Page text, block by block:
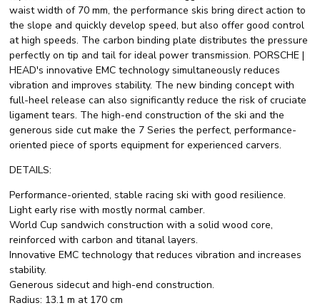
waist width of 70 mm, the performance skis bring direct action to
the slope and quickly develop speed, but also offer good control
at high speeds. The carbon binding plate distributes the pressure
perfectly on tip and tail for ideal power transmission. PORSCHE |
HEAD's innovative EMC technology simultaneously reduces
vibration and improves stability. The new binding concept with
full-heel release can also significantly reduce the risk of cruciate
ligament tears. The high-end construction of the ski and the
generous side cut make the 7 Series the perfect, performance-
oriented piece of sports equipment for experienced carvers.
DETAILS:
Performance-oriented, stable racing ski with good resilience.
Light early rise with mostly normal camber.
World Cup sandwich construction with a solid wood core,
reinforced with carbon and titanal layers.
Innovative EMC technology that reduces vibration and increases
stability.
Generous sidecut and high-end construction.
Radius: 13.1 m at 170 cm